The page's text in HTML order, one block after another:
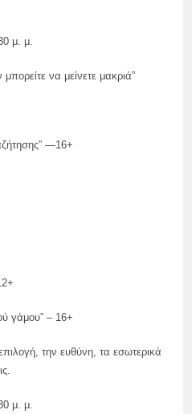
μ. μ.
να μείνετε μακριά”
—16+
γάμου” – 16+
την ευθύνη, τα εσωτερικά
μ. μ.